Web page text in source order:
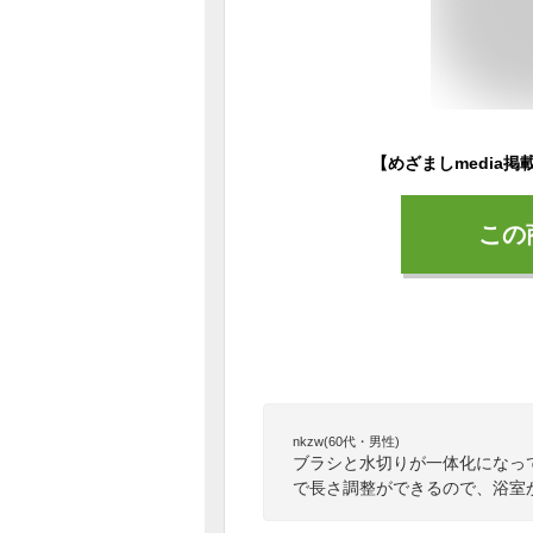
こ
nkzw(60代・男性)
ブラシと水切りが一体化にな
で長さ調整ができるので、浴